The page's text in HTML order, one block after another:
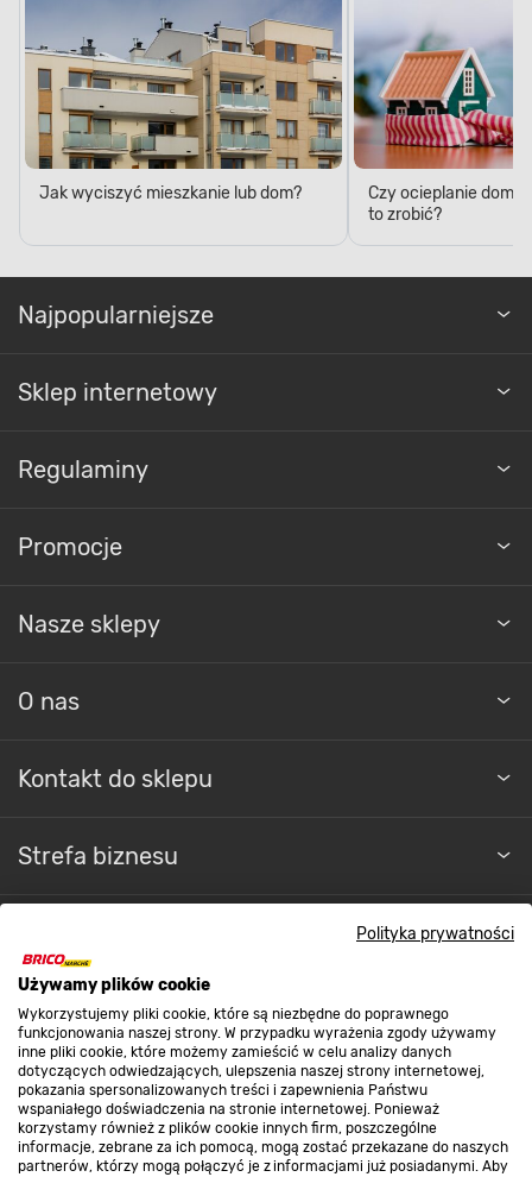
Polityka prywatności
Używamy plików cookie
Wykorzystujemy pliki cookie, które są niezbędne do poprawnego
funkcjonowania naszej strony. W przypadku wyrażenia zgody używamy
inne pliki cookie, które możemy zamieścić w celu analizy danych
dotyczących odwiedzających, ulepszenia naszej strony internetowej,
pokazania spersonalizowanych treści i zapewnienia Państwu
wspaniałego doświadczenia na stronie internetowej. Ponieważ
korzystamy również z plików cookie innych firm, poszczególne
informacje, zebrane za ich pomocą, mogą zostać przekazane do naszych
partnerów, którzy mogą połączyć je z informacjami już posiadanymi. Aby
Jak wyciszyć mieszkanie lub dom?
Czy ocieplanie domu
to zrobić?
Najpopularniejsze
Sklep internetowy
Regulaminy
Promocje
Nasze sklepy
O nas
Kontakt do sklepu
Strefa biznesu
Metody płatności